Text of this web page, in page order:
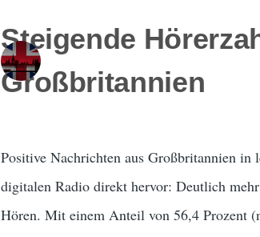
Steigende
Großbritannien
Positive Nachrichten aus Großbritannien
digitalen Radio direkt hervor: Deutlich
Hören. Mit einem Anteil von 56,4 Prozent